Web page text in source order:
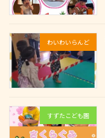
わいわいらんど
すずたこども園